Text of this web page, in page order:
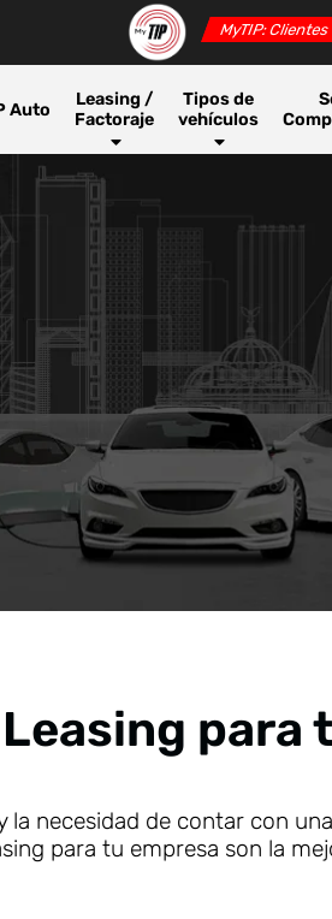
MyTIP: Clientes
Auto
Leasing /
Factoraje
Tipos de
vehículos
para
necesidad de contar con
para tu empresa son la